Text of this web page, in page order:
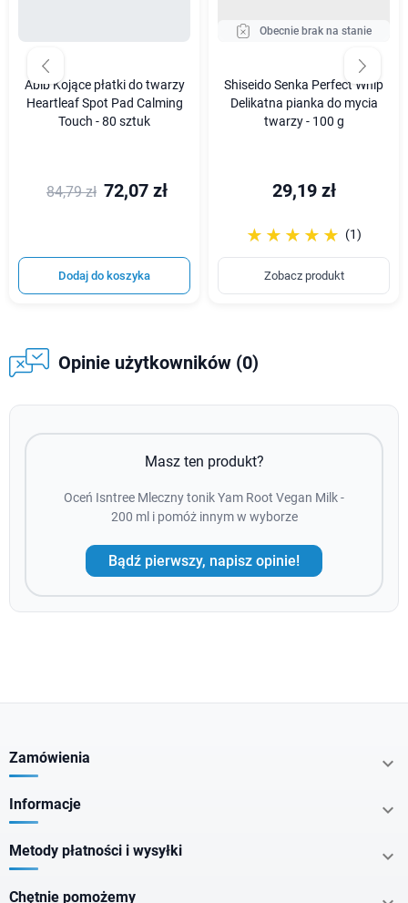
Abib Kojące płatki do twarzy
Heartleaf Spot Pad Calming
Touch - 80 sztuk
84,79 zł 72,07 zł
Dodaj do koszyka
Obecnie brak na stanie
Shiseido Senka Perfect Whip
Delikatna pianka do mycia
twarzy - 100 g
29,19 zł
☆☆☆☆☆
★★★★★ (1)
Zobacz produkt
Opinie użytkowników (0)
Masz ten produkt?
Oceń Isntree Mleczny tonik Yam Root Vegan Milk -
200 ml i pomóż innym w wyborze
Bądź pierwszy, napisz opinie!
Zamówienia 
Informacje 
Metody płatności i wysyłki 
Chętnie pomożemy